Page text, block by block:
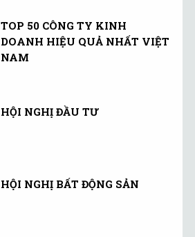
TOP 50 CÔNG TY KINH
DOANH HIỆU QUẢ NHẤT VIỆT
NAM
HỘI NGHỊ ĐẦU TƯ
HỘI NGHỊ BẤT ĐỘNG SẢN